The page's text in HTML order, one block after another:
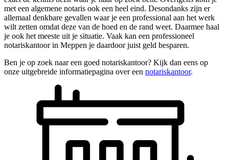
met een algemene notaris ook een heel eind. Desondanks zijn er
allemaal denkbare gevallen waar je een professional aan het werk
wilt zetten omdat deze van de hoed en de rand weet. Daarmee haal
je ook het meeste uit je situatie. Vaak kan een professioneel
notariskantoor in Meppen je daardoor juist geld besparen.
Ben je op zoek naar een goed notariskantoor? Kijk dan eens op
onze uitgebreide informatiepagina over een notariskantoor.